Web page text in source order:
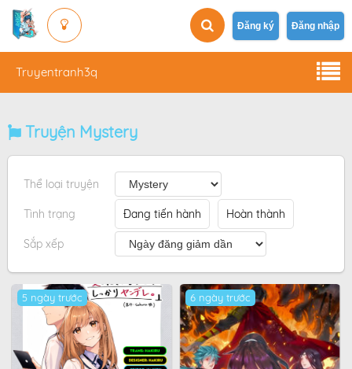
Đăng ký Đăng nhập
Truyentranh3q
Truyện Mystery
Thể loại truyện
Tình trạng Đang tiến hành Hoàn thành
Sắp xếp
5 ngày trước 6 ngày trước